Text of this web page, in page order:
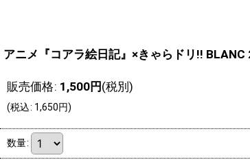
アニメ『コアラ絵日記』×きゃらドリ!!
販売価格: 1,500円 (税別)
(税込: 1,650円)
数量: